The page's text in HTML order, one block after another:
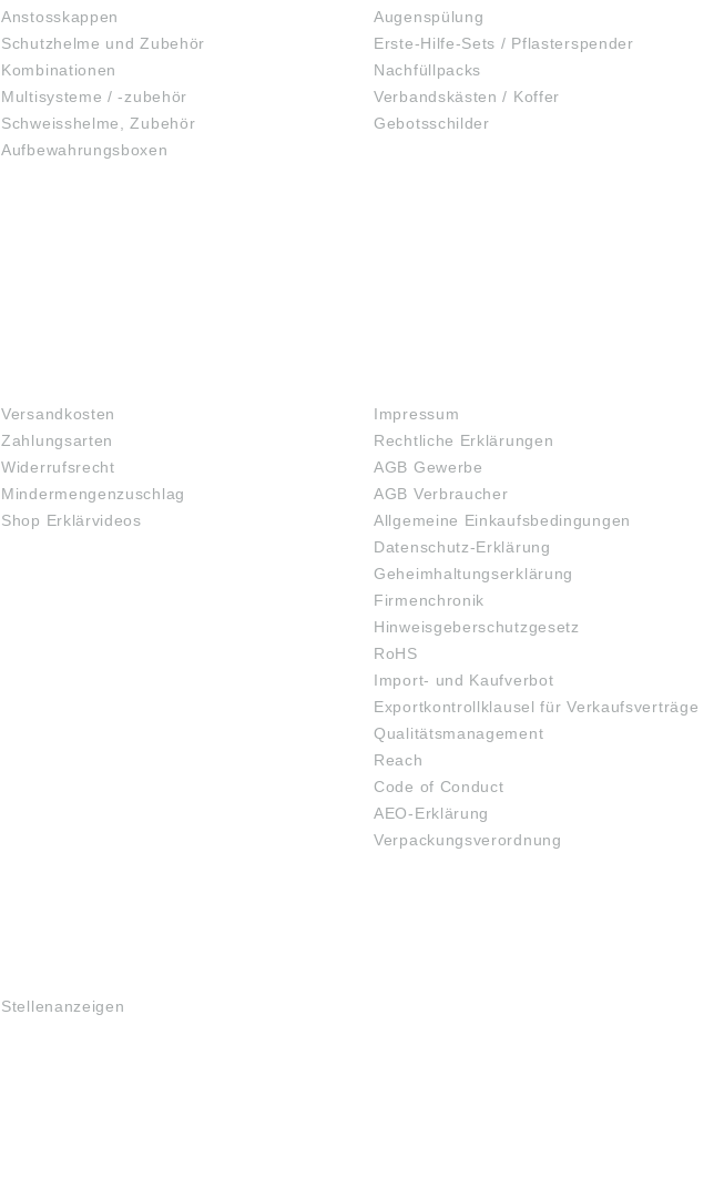
Anstosskappen
Schutzhelme und Zubehör
Kombinationen
Multisysteme / -zubehör
Schweisshelme, Zubehör
Aufbewahrungsboxen
Augenspülung
Erste-Hilfe-Sets / Pflasterspender
Nachfüllpacks
Verbandskästen / Koffer
Gebotsschilder
Versandkosten
Zahlungsarten
Widerrufsrecht
Mindermengenzuschlag
Shop Erklärvideos
Impressum
Rechtliche Erklärungen
AGB Gewerbe
AGB Verbraucher
Allgemeine Einkaufsbedingungen
Datenschutz-Erklärung
Geheimhaltungserklärung
Firmenchronik
Hinweisgeberschutzgesetz
RoHS
Import- und Kaufverbot
Exportkontrollklausel für Verkaufsverträge
Qualitätsmanagement
Reach
Code of Conduct
AEO-Erklärung
Verpackungsverordnung
Stellenanzeigen